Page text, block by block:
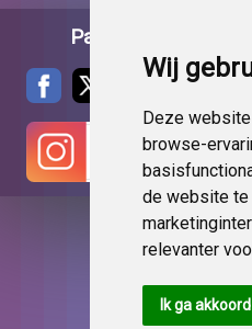
Wij
Deze
browse-
de website te
relevanter
Ik ga akkoord
Pagina delen